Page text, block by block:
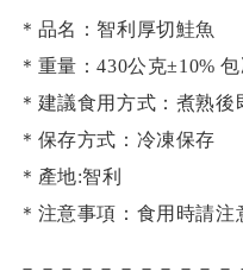
＊品名：智利厚切鮭魚
＊重量：430公克±10%
＊建議食用方式：煮熟後
＊保存方式：冷凍保存
＊產地:智利
＊注意事項：食用時請注